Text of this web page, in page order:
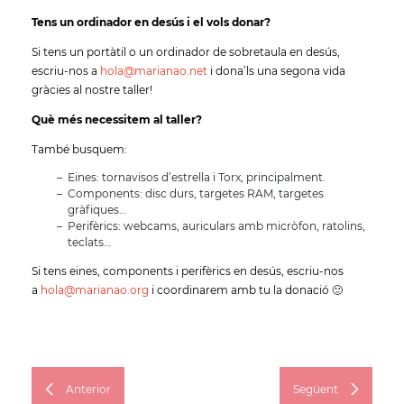
Tens un ordinador en desús i el vols donar?
Si tens un portàtil o un ordinador de sobretaula en desús,
escriu-nos a hola@marianao.net i dona’ls una segona vida
gràcies al nostre taller!
Què més necessitem al taller?
També busquem:
Eines: tornavisos d’estrella i Torx, principalment.
Components: disc durs, targetes RAM, targetes
gràfiques…
Perifèrics: webcams, auriculars amb micròfon, ratolins,
teclats…
Si tens eines, components i perifèrics en desús, escriu-nos
a hola@marianao.org i coordinarem amb tu la donació 🙂
Anterior Següent